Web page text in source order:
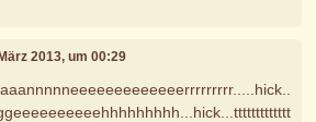
2013, um 00:29